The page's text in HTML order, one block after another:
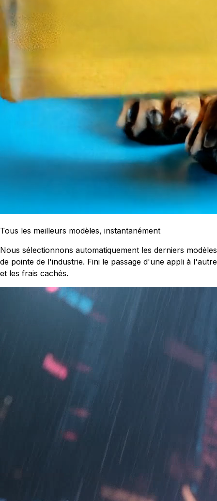
Tous les meilleurs modèles, instantanément
Nous sélectionnons automatiquement les derniers modèles
de pointe de l'industrie. Fini le passage d'une appli à l'autre
et les frais cachés.